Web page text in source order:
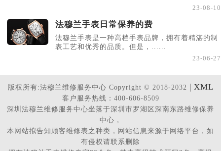
23-08-10
法穆兰手表日常保养的费
法穆兰手表是一种高档手表品牌，拥有着精湛的制
表工艺和优秀的品质。但是，......
23-06-27
版权所有:法穆兰维修服务中心 Copyright © 2018-2032 | XML
客户服务热线：400-606-8509
深圳法穆兰维修服务中心坐落于深圳市罗湖区深南东路维修保养
中心，
本网站拟告知顾客维修表之种类，网站信息来源于网络平台，如
有侵权请联系删除